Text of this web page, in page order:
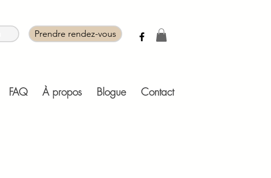
Prendre rendez-vous
FAQ À propos Blogue Contact